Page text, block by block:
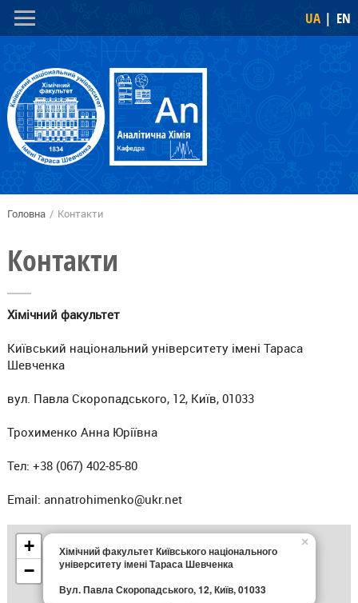
Перейти
до
вмісту
Skip to
navigation
UA EN
Головна / Контакти
Контакти
Хімічний факультет
Київський національний університету імені Тараса
Шевченка
вул. Павла Скоропадського, 12, Київ, 01033
Трохименко Анна Юріївна
Тел: +38 (067) 402-85-80
Email: annatrohimenko@ukr.net
Хімічний факультет Київського національного
університету імені Тараса Шевченка
Вул. Павла Скоропадського, 12, Київ, 01033
×
+
−